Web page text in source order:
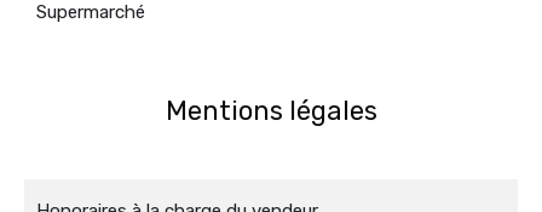
Supermarché
Mentions légales